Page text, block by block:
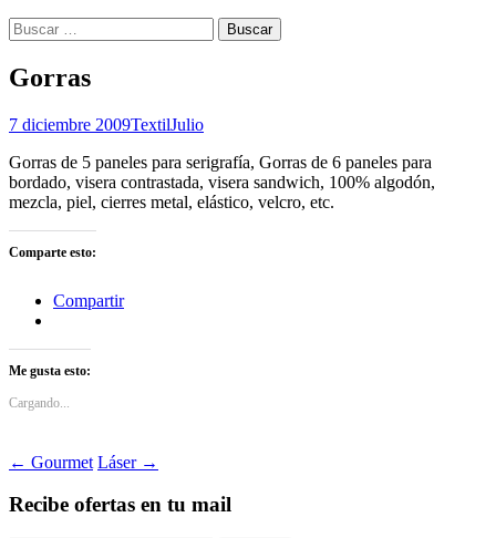
Buscar:
Gorras
7 diciembre 2009TextilJulio
Gorras de 5 paneles para serigrafía, Gorras de 6 paneles para
bordado, visera contrastada, visera sandwich, 100% algodón,
mezcla, piel, cierres metal, elástico, velcro, etc.
Comparte esto:
Compartir
Me gusta esto:
Cargando...
Navegación
de
← Gourmet Láser →
Recibe ofertas en tu mail